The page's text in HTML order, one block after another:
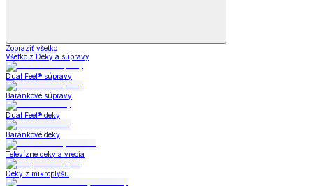
Zobraziť všetko
Všetko z Deky a súpravy
Dual Feel® súpravy
Baránkové súpravy
Dual Feel® deky
Baránkové deky
Televízne deky a vrecia
Deky z mikroplyšu